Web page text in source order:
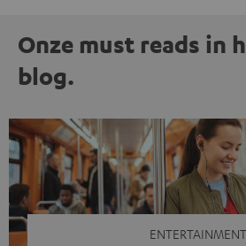
Onze must reads in
blog.
ENTERTAINMENT